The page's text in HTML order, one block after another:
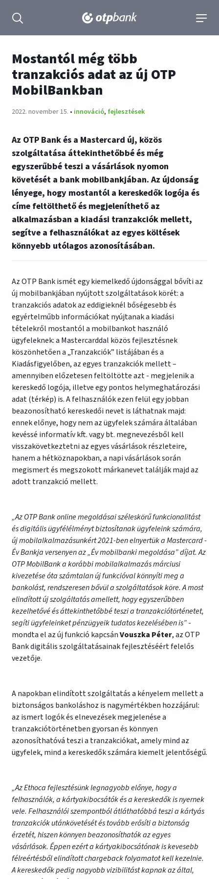
Keresés kinyitása
Mostantól még több
tranzakciós adat az új OTP
MobilBankban
Publikálva:
2022. november 15. • innováció, fejlesztések
Az OTP Bank és a Mastercard új, közös
szolgáltatása áttekinthetőbbé és még
egyszerűbbé teszi a vásárlások nyomon
követését a bank mobilbankjában. Az újdonság
lényege, hogy mostantól a kereskedők logója és
címe feltölthető és megjeleníthető az
alkalmazásban a kiadási tranzakciók mellett,
segítve a felhasználókat az egyes költések
könnyebb utólagos azonosításában.
Az OTP Bank ismét egy kiemelkedő újdonsággal bővíti az
új mobilbankjában nyújtott szolgáltatások körét: a
tranzakciós adatok az eddigieknél bőségesebb és
egyértelműbb információkat nyújtanak a kiadási
tételekről mostantól a mobilbankot használó
ügyfeleknek: a Mastercarddal közös fejlesztésnek
köszönhetően a „Tranzakciók” listájában és a
Kiadásfigyelőben, az egyes tranzakciók mellett –
amennyiben előzetesen feltöltötte azt - megjelenik a
kereskedő logója, illetve egy pontos helymeghatározási
adat (térkép) is. A felhasználók ezen felül egy jobban
beazonosítható kereskedői nevet is láthatnak majd:
ennek előnye, hogy nem az ügyfelek számára általában
kevéssé informatív kft. vagy bt. megnevezésből kell
visszakövetkeztetni az egyes vásárlások részleteire,
hanem a hétköznapokban, a napi vásárlások során
megismert és megszokott márkanevet találják majd az
adott tranzakció mellett.
„Az OTP Bank online megoldásai széleskörű funkcionalitást
és digitális ügyfélélményt biztosítanak ügyfeleink számára,
új mobilalkalmazásunkért 2021-ben elnyertük a Mastercard -
Év Bankja versenyen az „Év mobilbanki megoldása” díjat. Az
OTP MobilBank a korábbi mobilalkalmazás márciusi
kivezetése óta számtalan új funkcióval könnyíti meg a
bankolást, rendszeresen bővül a szolgáltatások köre. A most
elindított új szolgáltatás amellett, hogy egyszerűbben
kezelhetővé és áttekinthetőbbé teszi a tranzakciótörténetet,
segíti ügyfeleinket pénzügyeik tudatos kezelésében is”-
mondta el az új funkció kapcsánVouszka Péter, az OTP
Bank digitális szolgáltatásainak fejlesztéséért felelős
vezetője.
A napokban elindított szolgáltatás a kényelem mellett a
biztonságos bankoláshoz is nagymértékben hozzájárul:
az ismert logók és elnevezések megjelenése a
tranzakciótörténetben gyorsan és könnyen
azonosíthatóvá teszi a tranzakciókat, amely mind az
ügyfelek, mind a kereskedők számára kiemelt jelentőségű.
„Az Ethoca fejlesztésünk legnagyobb előnye, hogy a
felhasználók, a kártyakibocsátók és a kereskedők is nyernek
vele. Felhasználói szempontból átláthatóbbá teszi a kártyás
tranzakciók utánkövetését és tovább erősíti a biztonság
érzetét, hiszen könnyen beazonosíthatók az egyes
vásárlások. Éppen ezért a kártyakibocsátónak is kevesebb
félreértésből elindított chargeback folyamatot kell kezelnie.
A kereskedők pedig nagyobb vizibilitást kapnak az által,